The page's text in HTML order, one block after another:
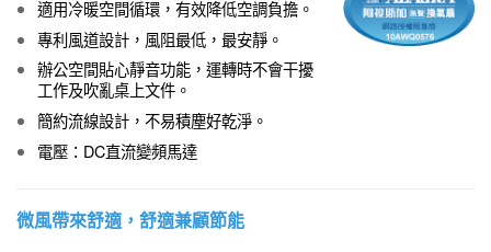
適用冷暖空間循環，有效降低空調負擔。
專利風道設計，風阻最低，最安靜。
辦公空間貼心靜音功能，運轉時不會干擾
工作及吹亂桌上文件。
簡約流線設計，不易積塵好乾淨。
電壓：DC直流變頻馬達
微風帶來舒適，舒適兼顧節能